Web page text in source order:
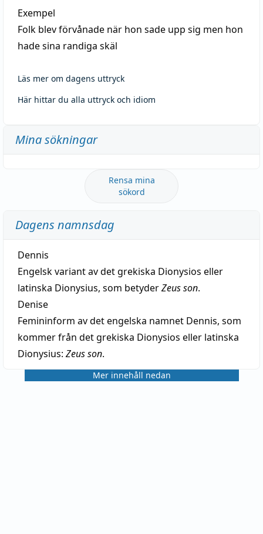
Exempel
Folk blev förvånade när hon sade upp sig men hon
hade sina randiga skäl
Läs mer om dagens uttryck
Här hittar du alla uttryck och idiom
Mina sökningar
Rensa mina
sökord
Dagens namnsdag
Dennis
Engelsk variant av det grekiska Dionysios eller
latinska Dionysius, som betyderZeus son.
Denise
Femininform av det engelska namnet Dennis, som
kommer från det grekiska Dionysios eller latinska
Dionysius: Zeus son.
Mer innehåll nedan